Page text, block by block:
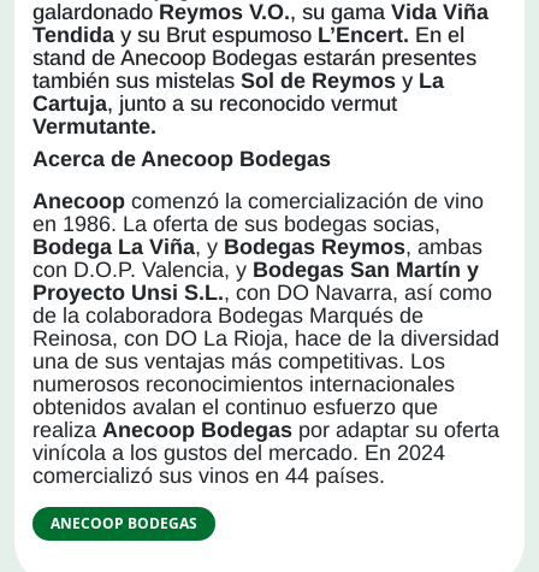
galardonado Reymos V.O., su gama Vida Viña
Tendida y su Brut espumoso L’Encert. En el
stand de Anecoop Bodegas estarán presentes
también sus mistelas Sol de Reymos y La
Cartuja, junto a su reconocido vermut
Vermutante.
Acerca de Anecoop Bodegas
Anecoop comenzó la comercialización de vino
en 1986. La oferta de sus bodegas socias,
Bodega La Viña, y Bodegas Reymos, ambas
con D.O.P. Valencia, y Bodegas San Martín y
Proyecto Unsi S.L., con DO Navarra, así como
de la colaboradora Bodegas Marqués de
Reinosa, con DO La Rioja, hace de la diversidad
una de sus ventajas más competitivas. Los
numerosos reconocimientos internacionales
obtenidos avalan el continuo esfuerzo que
realiza Anecoop Bodegas por adaptar su oferta
vinícola a los gustos del mercado. En 2024
comercializó sus vinos en 44 países.
ANECOOP BODEGAS